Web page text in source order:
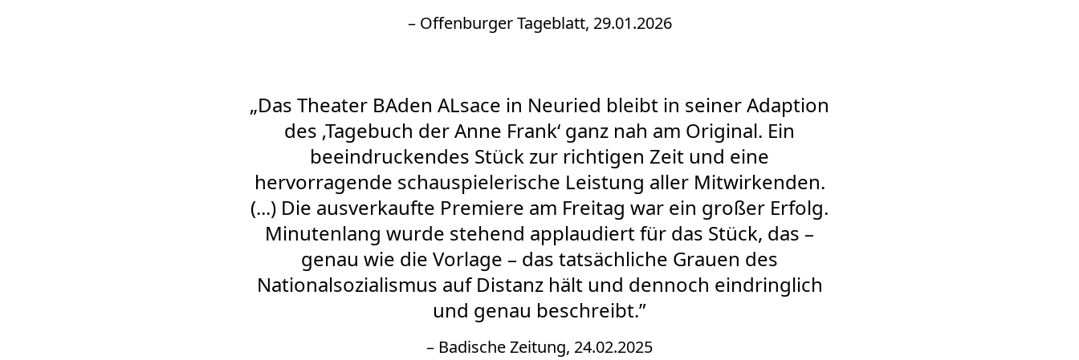
– Offenburger Tageblatt, 29.01.2026
„Das Theater BAden ALsace in Neuried bleibt in seiner Adaption
des ‚Tagebuch der Anne Frank‘ ganz nah am Original. Ein
beeindruckendes Stück zur richtigen Zeit und eine
hervorragende schauspielerische Leistung aller Mitwirkenden.
(...) Die ausverkaufte Premiere am Freitag war ein großer Erfolg.
Minutenlang wurde stehend applaudiert für das Stück, das –
genau wie die Vorlage – das tatsächliche Grauen des
Nationalsozialismus auf Distanz hält und dennoch eindringlich
und genau beschreibt.”
– Badische Zeitung, 24.02.2025